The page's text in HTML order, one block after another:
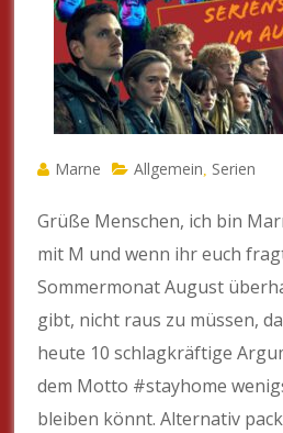
Marne Allgemein Serien
Grüße Menschen, ich bin
mit M und wenn ihr euch
Sommermonat August
gibt, nicht raus zu müssen,
heute 10 schlagkräftige
dem Motto #stayhome
bleiben könnt. Alternativ